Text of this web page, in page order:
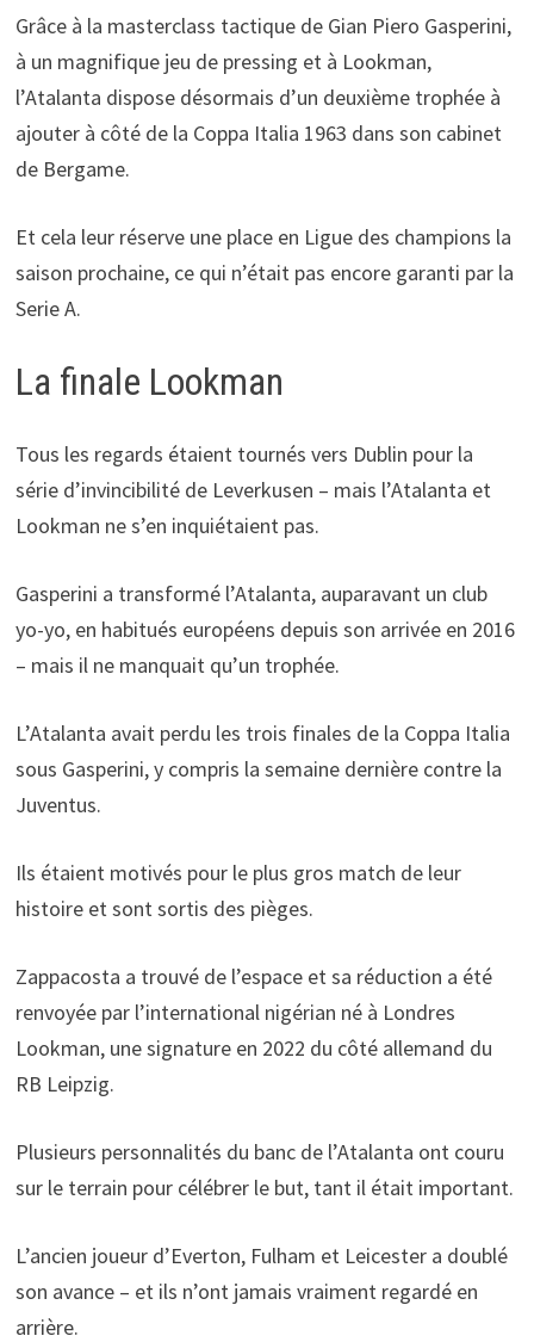
Grâce à la masterclass tactique de Gian Piero Gasperini,
à un magnifique jeu de pressing et à Lookman,
l’Atalanta dispose désormais d’un deuxième trophée à
ajouter à côté de la Coppa Italia 1963 dans son cabinet
de Bergame.
Et cela leur réserve une place en Ligue des champions la
saison prochaine, ce qui n’était pas encore garanti par la
Serie A.
La finale Lookman
Tous les regards étaient tournés vers Dublin pour la
série d’invincibilité de Leverkusen – mais l’Atalanta et
Lookman ne s’en inquiétaient pas.
Gasperini a transformé l’Atalanta, auparavant un club
yo-yo, en habitués européens depuis son arrivée en 2016
– mais il ne manquait qu’un trophée.
L’Atalanta avait perdu les trois finales de la Coppa Italia
sous Gasperini, y compris la semaine dernière contre la
Juventus.
Ils étaient motivés pour le plus gros match de leur
histoire et sont sortis des pièges.
Zappacosta a trouvé de l’espace et sa réduction a été
renvoyée par l’international nigérian né à Londres
Lookman, une signature en 2022 du côté allemand du
RB Leipzig.
Plusieurs personnalités du banc de l’Atalanta ont couru
sur le terrain pour célébrer le but, tant il était important.
L’ancien joueur d’Everton, Fulham et Leicester a doublé
son avance – et ils n’ont jamais vraiment regardé en
arrière.